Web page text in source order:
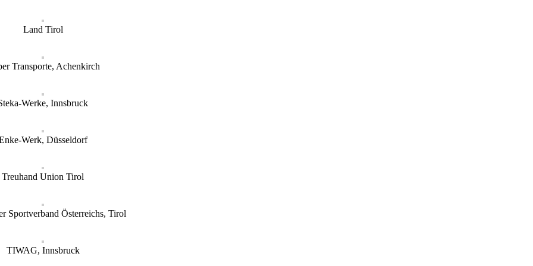
Land Tirol
Transporte, Achenkirch
Werke, Innsbruck
Werk, Düsseldorf
Treuhand Union Tirol
Sportverband Österreichs, Tirol
TIWAG, Innsbruck